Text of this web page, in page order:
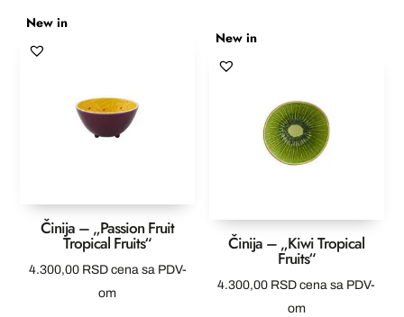
New in
Činija – „Passion Fruit
Tropical Fruits“
4.300,00 RSD cena sa PDV-
om
New in
Činija – „Kiwi Tropical
Fruits“
4.300,00 RSD cena sa PDV-
om